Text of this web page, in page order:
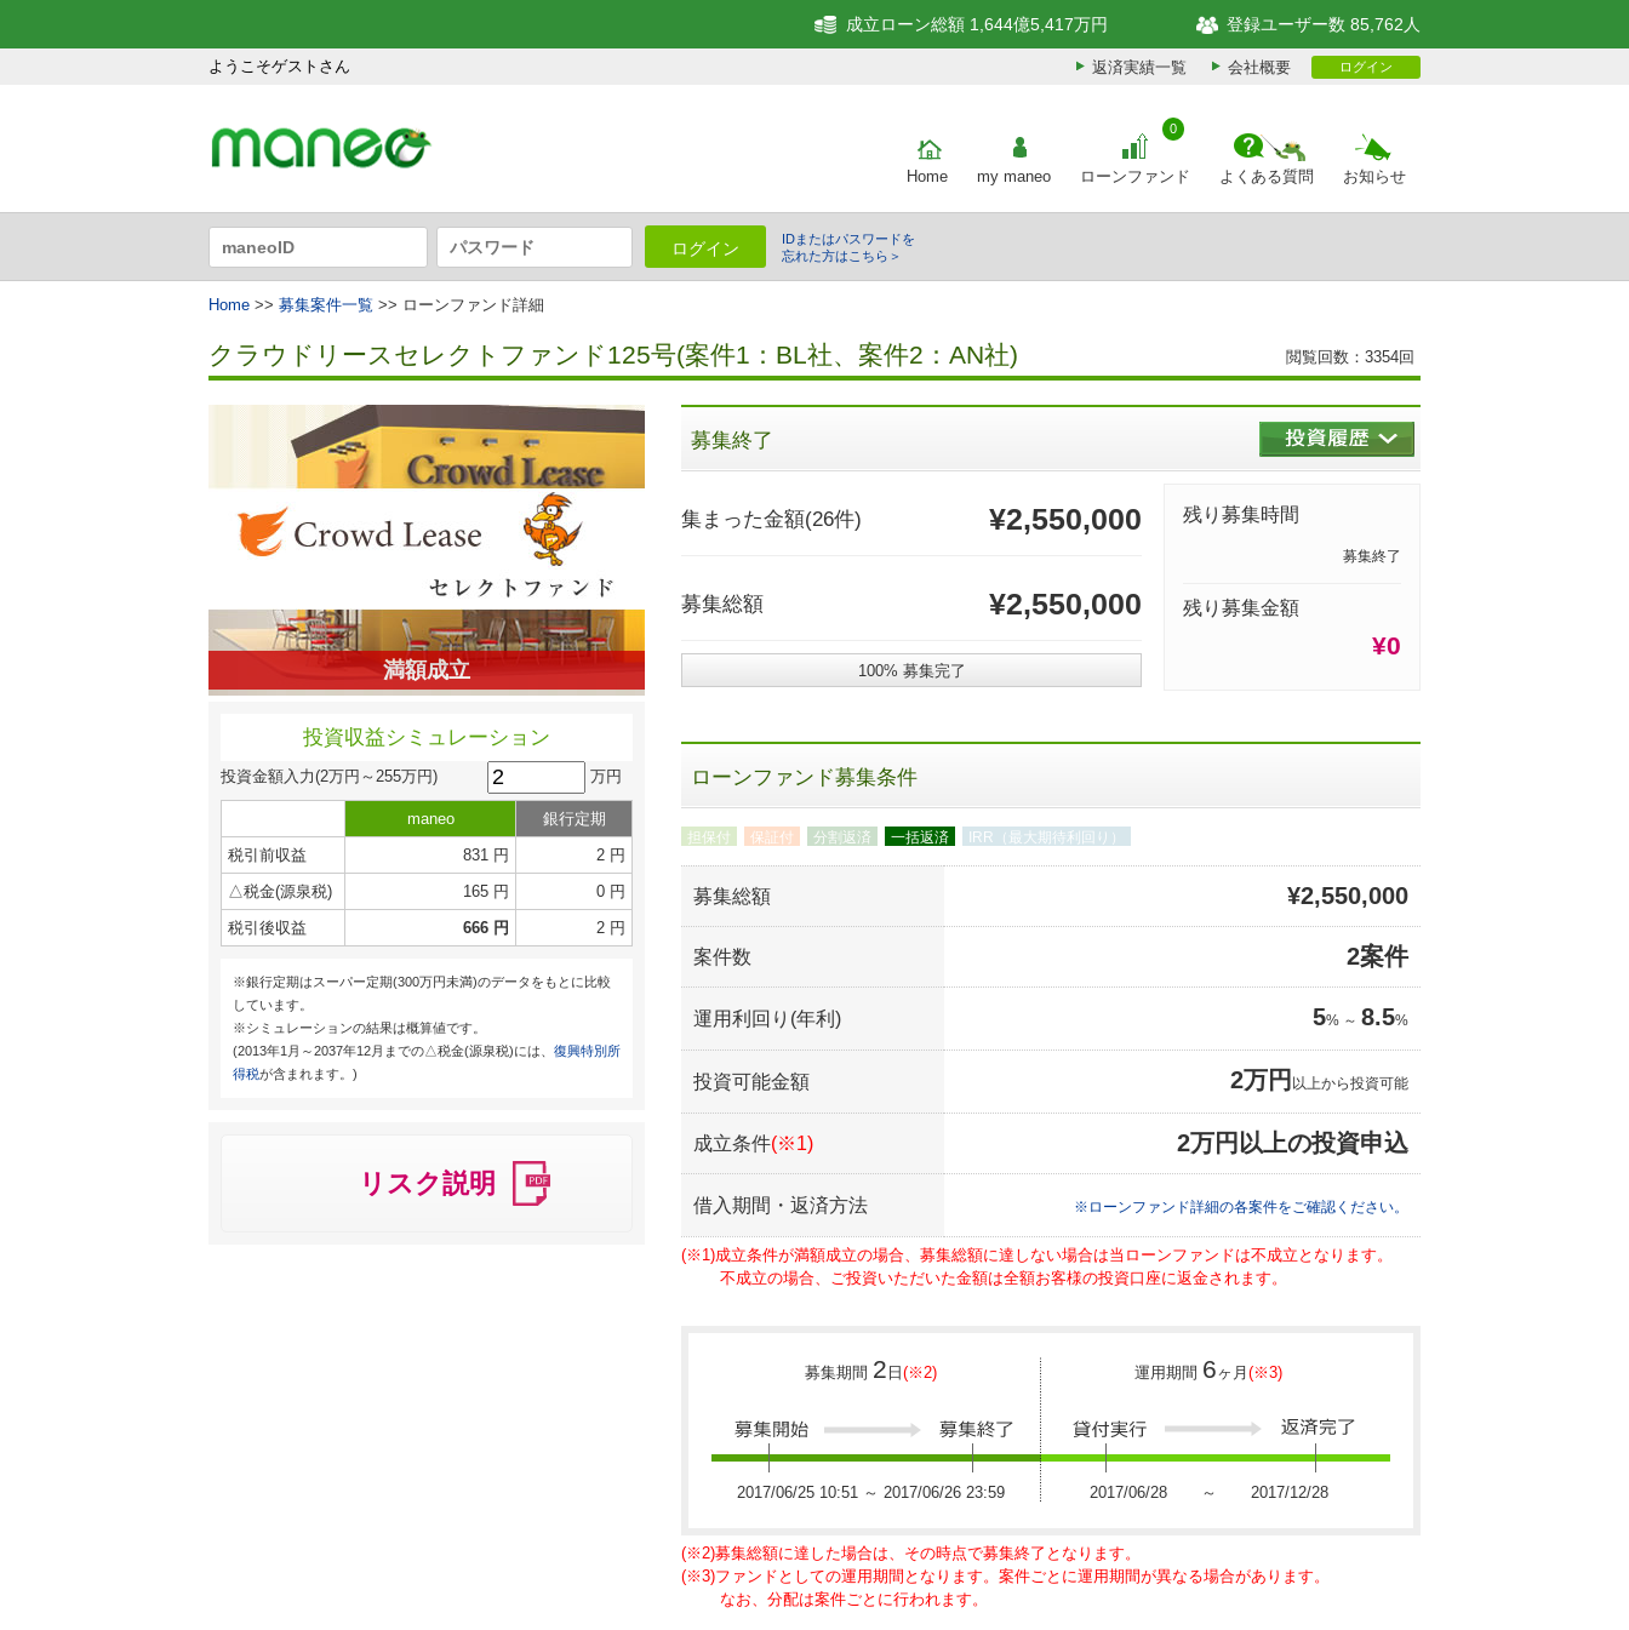
ようこそゲストさん
成立ローン総額 1,644億5,417万円 登録ユーザー数 85,762人
返済実績一覧 会社概要 ログイン
Home my maneo ローンファンド
0
よくある質問 お知らせ
ログイン
IDまたはパスワードを
忘れた方はこちら＞
Home >> 募集案件一覧 >> ローンファンド詳細
クラウドリースセレクトファンド125号(案件1：BL社、案件2：AN社) 閲覧回数：3354回
満額成立
投資収益シミュレーション
投資金額入力(2万円～255万円) 万円
maneo
銀行定期
税引前収益
831 円
2 円
△税金(源泉税)
165 円
0 円
税引後収益
666 円 2 円
※銀行定期はスーパー定期(300万円未満)のデータをもとに比較
しています。
※シミュレーションの結果は概算値です。
(2013年1月～2037年12月までの△税金(源泉税)には、 復興特別所
得税が含まれます。)
リスク説明
募集終了
集まった金額(26件) ¥2,550,000
募集総額 ¥2,550,000
100% 募集完了
残り募集時間
募集終了
残り募集金額
¥0
ローンファンド募集条件
担保付 保証付 分割返済 一括返済 IRR（最大期待利回り）
募集総額 ¥2,550,000
案件数 2案件
運用利回り(年利) 5% ～ 8.5%
投資可能金額 2万円 以上から投資可能
成立条件(※1) 2万円以上の投資申込
借入期間・返済方法 ※ローンファンド詳細の各案件をご確認ください。
(※1)成立条件が満額成立の場合、募集総額に達しない場合は当ローンファンドは不成立となります。
不成立の場合、ご投資いただいた金額は全額お客様の投資口座に返金されます。
募集期間 2 日(※2) 運用期間 6ヶ月 (※3)
2017/06/25 10:51 ～ 2017/06/26 23:59 2017/06/28 ～ 2017/12/28
(※2)募集総額に達した場合は、その時点で募集終了となります。
(※3)ファンドとしての運用期間となります。案件ごとに運用期間が異なる場合があります。
なお、分配は案件ごとに行われます。